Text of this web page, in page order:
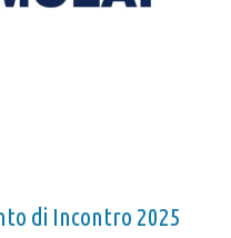
di Incontro 2025